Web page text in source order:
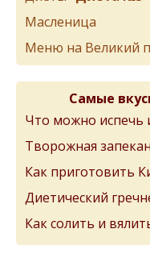
Масленица
Меню на Великий
Самые
Что можно испечь
Творожная
Как приготовить
Диетический
Как солить и